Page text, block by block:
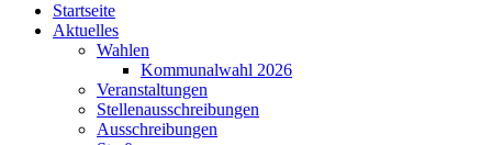
Startseite
Aktuelles
Wahlen
Kommunalwahl 2026
Veranstaltungen
Stellenausschreibungen
Ausschreibungen